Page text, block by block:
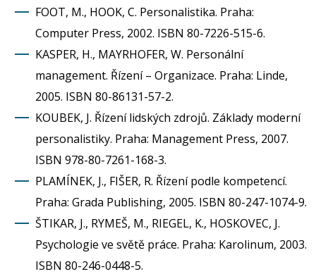
FOOT, M., HOOK, C. Personalistika. Praha:
Computer Press, 2002. ISBN 80-7226-515-6.
KASPER, H., MAYRHOFER, W. Personální
management. Řízení – Organizace. Praha: Linde,
2005. ISBN 80-86131-57-2.
KOUBEK, J. Řízení lidských zdrojů. Základy moderní
personalistiky. Praha: Management Press, 2007.
ISBN 978-80-7261-168-3.
PLAMÍNEK, J., FIŠER, R. Řízení podle kompetencí.
Praha: Grada Publishing, 2005. ISBN 80-247-1074-9.
ŠTIKAR, J., RYMEŠ, M., RIEGEL, K., HOSKOVEC, J.
Psychologie ve světě práce. Praha: Karolinum, 2003.
ISBN 80-246-0448-5.